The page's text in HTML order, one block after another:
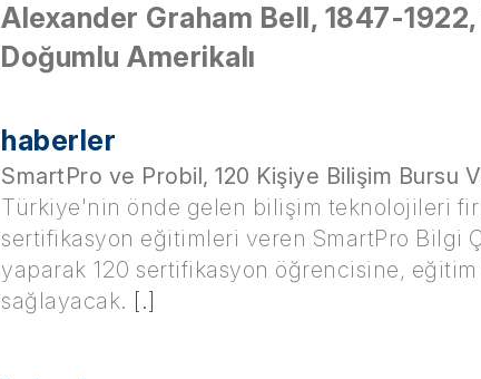
Alexander Graham Bell, 1847-
Doğumlu Amerikalı
haberler
SmartPro ve Probil, 120 Kişiye Bilişim Bursu
Türkiye'nin önde gelen bilişim teknolojileri
sertifikasyon eğitimleri veren SmartPro Bilgi
yaparak 120 sertifikasyon öğrencisine,
sağlayacak. [.]